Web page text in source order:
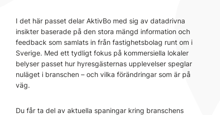
I det här passet delar AktivBo med sig av datadrivna
insikter baserade på den stora mängd information och
feedback som samlats in från fastighetsbolag runt om i
Sverige. Med ett tydligt fokus på kommersiella lokaler
belyser passet hur hyresgästernas upplevelser speglar
nuläget i branschen – och vilka förändringar som är på
väg.
Du får ta del av aktuella spaningar kring branschens